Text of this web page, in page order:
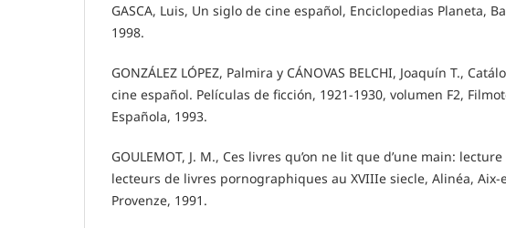
GASCA, Luis, Un siglo de cine español, Enciclopedias Planeta,
1998.
GONZÁLEZ LÓPEZ, Palmira y CÁNOVAS BELCHI, Joaquín T.,
cine español. Películas de ficción, 1921-1930, volumen F2,
Española, 1993.
GOULEMOT, J. M., Ces livres qu’on ne lit que d’une main:
lecteurs de livres pornographiques au XVIIIe siecle, Alinéa, Aix-
Provenze, 1991.